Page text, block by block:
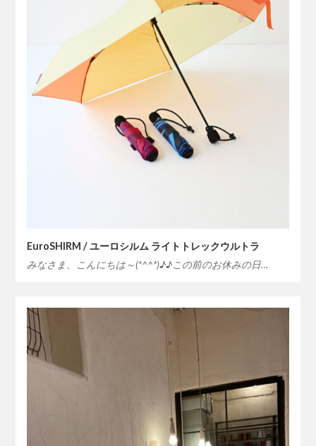
EuroSHIRM / ユーロシルム ライトトレックウルトラ
みなさま、こんにちは～(*^^*)♪♪この前のお休みの日…